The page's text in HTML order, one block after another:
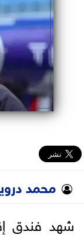
محمد
شهد فندق